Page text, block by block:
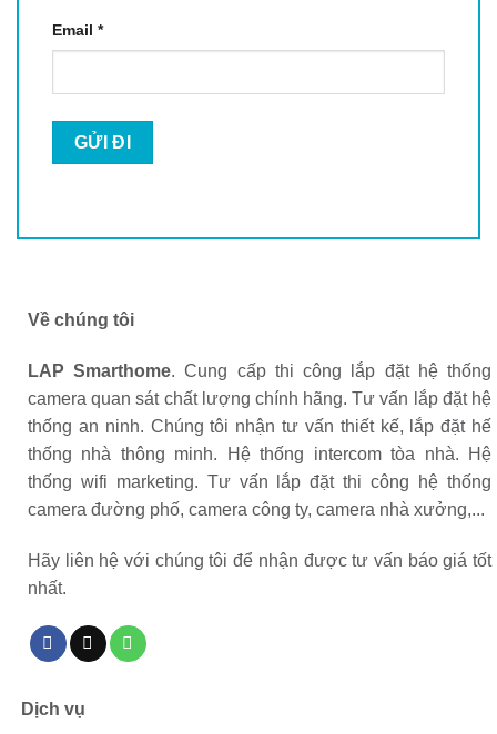
Email *
Về chúng tôi
LAP Smarthome. Cung cấp thi công lắp đặt hệ thống
camera quan sát chất lượng chính hãng. Tư vấn lắp đặt hệ
thống an ninh. Chúng tôi nhận tư vấn thiết kế, lắp đặt hế
thống nhà thông minh. Hệ thống intercom tòa nhà. Hệ
thống wifi marketing. Tư vấn lắp đặt thi công hệ thống
camera đường phố, camera công ty, camera nhà xưởng,...
Hãy liên hệ với chúng tôi để nhận được tư vấn báo giá tốt
nhất.
Dịch vụ